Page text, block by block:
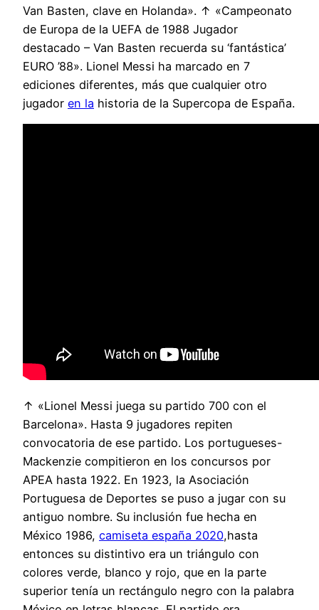
Van Basten, clave en Holanda». ↑ «Campeonato
de Europa de la UEFA de 1988 Jugador
destacado – Van Basten recuerda su ‘fantástica’
EURO ’88». Lionel Messi ha marcado en 7
ediciones diferentes, más que cualquier otro
jugador en la historia de la Supercopa de España.
↑ «Lionel Messi juega su partido 700 con el
Barcelona». Hasta 9 jugadores repiten
convocatoria de ese partido. Los portugueses-
Mackenzie compitieron en los concursos por
APEA hasta 1922. En 1923, la Asociación
Portuguesa de Deportes se puso a jugar con su
antiguo nombre. Su inclusión fue hecha en
México 1986, camiseta españa 2020,hasta
entonces su distintivo era un triángulo con
colores verde, blanco y rojo, que en la parte
superior tenía un rectángulo negro con la palabra